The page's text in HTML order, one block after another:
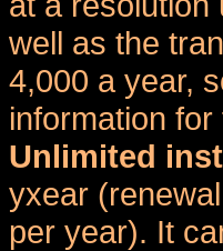
well as the
4,000 a year,
information for
Unlimited
yxear
per year). It